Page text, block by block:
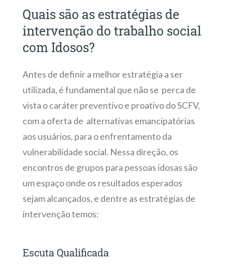
Quais são as estratégias de
intervenção do trabalho social
com Idosos?
Antes de definir a melhor estratégia a ser
utilizada, é fundamental que não se perca de
vista o caráter preventivo e proativo do SCFV,
com a oferta de alternativas emancipatórias
aos usuários, para o enfrentamento da
vulnerabilidade social. Nessa direção, os
encontros de grupos para pessoas idosas são
um espaço onde os resultados esperados
sejam alcançados, e dentre as estratégias de
intervenção temos:
Escuta Qualificada